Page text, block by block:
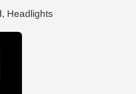
Headlights